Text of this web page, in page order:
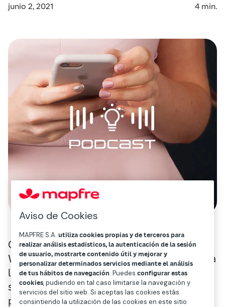
junio 2, 2021
4 min.
Gracias al uso de la inteligencia Artificial,
Woom ha conseguido ayudar y acompañar a
la mujer a lo largo de las distintas fases de
su vida reproductiva. Fruto de los retos
personales que vivieron en primera persona
Aviso de Cookies
MAPFRE S.A.utiliza cookies propias y de terceros para
realizar análisis estadísticos, la autenticación de la sesión
de usuario, mostrarte contenido útil y mejorar y
personalizar determinados servicios mediante el análisis
de tus hábitos de navegación. Puedesconfigurar estas
cookies, pudiendo en tal caso limitarse la navegación y
servicios del sitio web. Si aceptas las cookies estás
consintiendo la utilización de las cookies en este sitio